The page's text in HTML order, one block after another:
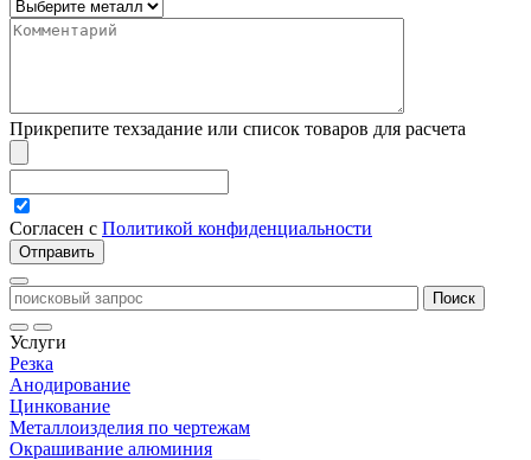
Прикрепите техзадание или список товаров для расчета
Согласен с Политикой конфиденциальности
Услуги
Резка
Анодирование
Цинкование
Металлоизделия по чертежам
Окрашивание алюминия